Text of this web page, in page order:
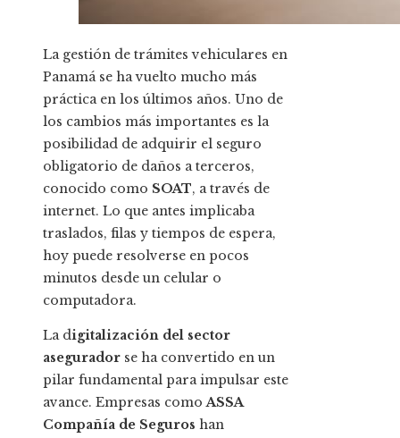
La gestión de trámites vehiculares en
Panamá se ha vuelto mucho más
práctica en los últimos años. Uno de
los cambios más importantes es la
posibilidad de adquirir el seguro
obligatorio de daños a terceros,
conocido como SOAT, a través de
internet. Lo que antes implicaba
traslados, filas y tiempos de espera,
hoy puede resolverse en pocos
minutos desde un celular o
computadora.
La digitalización del sector
asegurador se ha convertido en un
pilar fundamental para impulsar este
avance. Empresas comoASSA
Compañía de Seguros han